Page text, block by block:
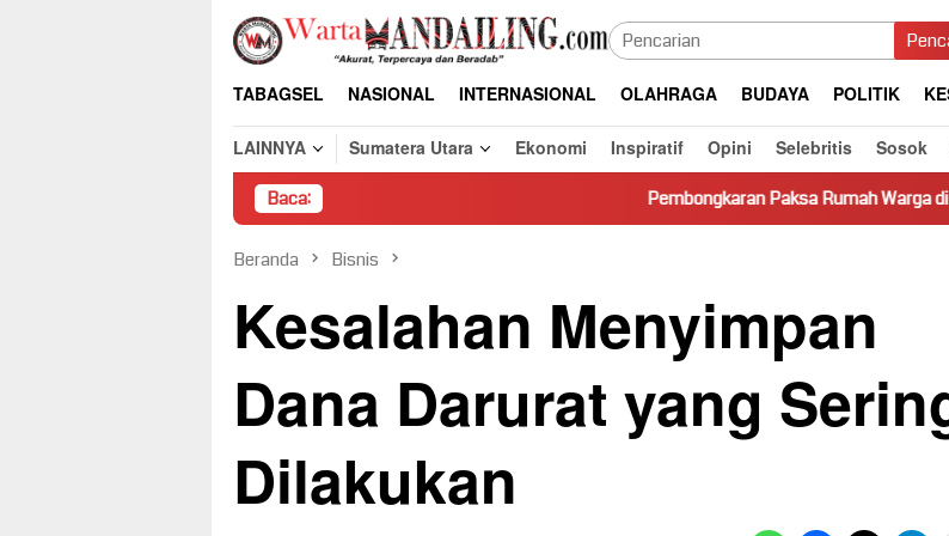
Loncat
konten
TABAGSEL NASIONAL INTERNASIONAL OLAHRAGA BUDAYA POLITIK
LAINNYA
Sumatera Utara Ekonomi Inspiratif Opini Selebritis Sosok
Baca: Pembongkaran Paksa Rumah Warga di Pasaman Tanpa
Beranda Bisnis
Kesalahan Menyimpan
Dana Darurat yang
Dilakukan